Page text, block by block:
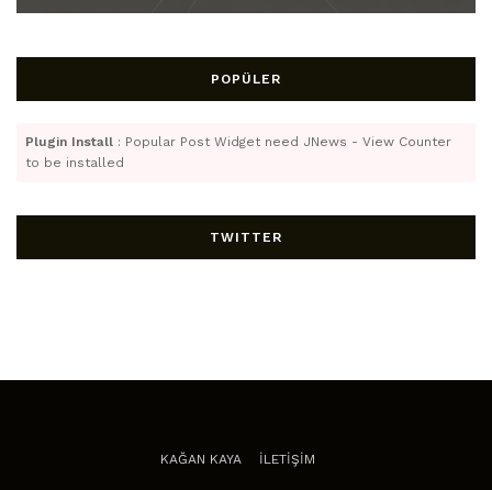
POPÜLER
Plugin Install : Popular Post Widget need JNews - View Counter
to be installed
TWITTER
KAĞAN KAYA İLETİŞİM